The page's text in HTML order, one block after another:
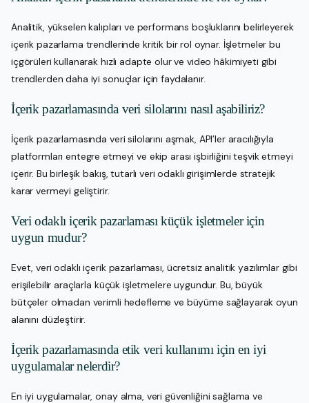
Analitik, yükselen kalıpları ve performans boşluklarını belirleyerek
içerik pazarlama trendlerinde kritik bir rol oynar. İşletmeler bu
içgörüleri kullanarak hızlı adapte olur ve video hâkimiyeti gibi
trendlerden daha iyi sonuçlar için faydalanır.
İçerik pazarlamasında veri silolarını nasıl aşabiliriz?
İçerik pazarlamasında veri silolarını aşmak, API’ler aracılığıyla
platformları entegre etmeyi ve ekip arası işbirliğini teşvik etmeyi
içerir. Bu birleşik bakış, tutarlı veri odaklı girişimlerde stratejik
karar vermeyi geliştirir.
Veri odaklı içerik pazarlaması küçük işletmeler için
uygun mudur?
Evet, veri odaklı içerik pazarlaması, ücretsiz analitik yazılımlar gibi
erişilebilir araçlarla küçük işletmelere uygundur. Bu, büyük
bütçeler olmadan verimli hedefleme ve büyüme sağlayarak oyun
alanını düzleştirir.
İçerik pazarlamasında etik veri kullanımı için en iyi
uygulamalar nelerdir?
En iyi uygulamalar, onay alma, veri güvenliğini sağlama ve